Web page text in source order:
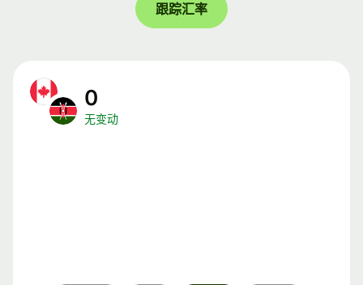
跟踪汇率
0
无变动